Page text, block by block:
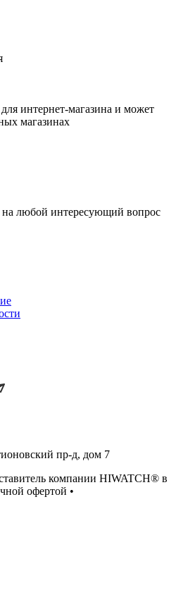
интернет-магазина и может
магазинах
любой интересующий вопрос
пр-д, дом 7
компании HIWATCH® в
офертой •